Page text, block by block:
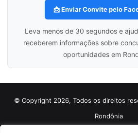
📩 Enviar Convite pelo
Leva menos de 30 segundos e
receberem informações sobre
oportunidades em
© Copyright 2026, Todos os direitos
Rondônia